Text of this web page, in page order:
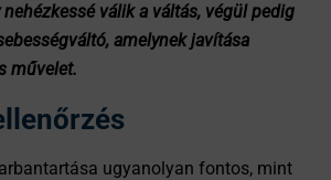
válik a váltás, végül pedig
amelynek javítása
művelet.
ugyanolyan fontos, mint